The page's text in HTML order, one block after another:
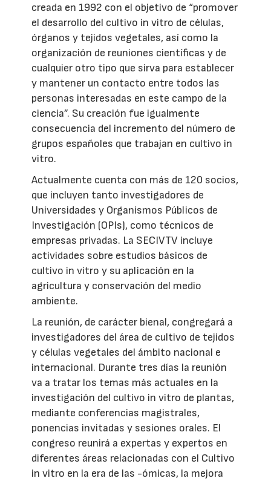
creada en 1992 con el objetivo de “promover
el desarrollo del cultivo in vitro de células,
órganos y tejidos vegetales, así como la
organización de reuniones científicas y de
cualquier otro tipo que sirva para establecer
y mantener un contacto entre todos las
personas interesadas en este campo de la
ciencia”. Su creación fue igualmente
consecuencia del incremento del número de
grupos españoles que trabajan en cultivo in
vitro.
Actualmente cuenta con más de 120 socios,
que incluyen tanto investigadores de
Universidades y Organismos Públicos de
Investigación (OPIs), como técnicos de
empresas privadas. La SECIVTV incluye
actividades sobre estudios básicos de
cultivo in vitro y su aplicación en la
agricultura y conservación del medio
ambiente.
La reunión, de carácter bienal, congregará a
investigadores del área de cultivo de tejidos
y células vegetales del ámbito nacional e
internacional. Durante tres días la reunión
va a tratar los temas más actuales en la
investigación del cultivo in vitro de plantas,
mediante conferencias magistrales,
ponencias invitadas y sesiones orales. El
congreso reunirá a expertas y expertos en
diferentes áreas relacionadas con el Cultivo
in vitro en la era de las -ómicas, la mejora